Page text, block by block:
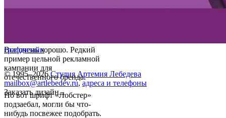
Все очень хорошо. Редкий
пример цельной рекламной
кампании для
отечественного бренда.
Но вот шрифт «Лобстер»
подзаебал, могли бы что-
нибудь посвежее подобрать.
графдизайн
© 1995–2026 Студия Артемия Лебедева
mailbox@artlebedev.ru, адреса и телефоны
Заказать дизайн...